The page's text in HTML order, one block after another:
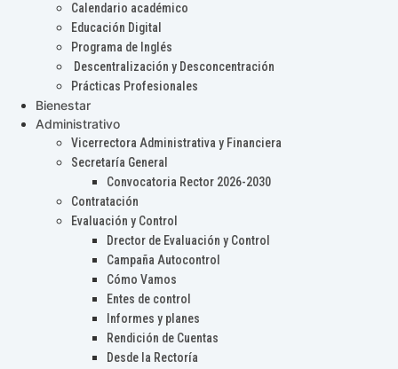
Calendario académico
Educación Digital
Programa de Inglés
Descentralización y Desconcentración
Prácticas Profesionales
Bienestar
Administrativo
Vicerrectora Administrativa y Financiera
Secretaría General
Convocatoria Rector 2026-2030
Contratación
Evaluación y Control
Drector de Evaluación y Control
Campaña Autocontrol
Cómo Vamos
Entes de control
Informes y planes
Rendición de Cuentas
Desde la Rectoría